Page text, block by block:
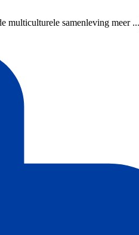
multiculturele samenleving meer ...